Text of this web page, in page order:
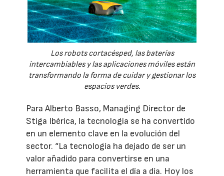
Los robots cortacésped, las baterías
intercambiables y las aplicaciones móviles están
transformando la forma de cuidar y gestionar los
espacios verdes.
Para Alberto Basso, Managing Director de
Stiga Ibérica, la tecnología se ha convertido
en un elemento clave en la evolución del
sector. “La tecnología ha dejado de ser un
valor añadido para convertirse en una
herramienta que facilita el día a día. Hoy los